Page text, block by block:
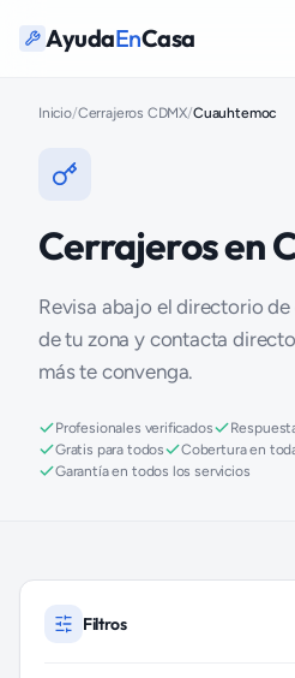
AyudaEnCasa
Inicio/Cerrajeros CDMX/Cuauhtemoc
Cerrajeros en
Revisa abajo el directorio
de tu zona y contacta
más te convenga.
Profesionales verificados
Gratis para todos
Cobertura en
Garantía en todos los servicios
Profesionales de Cerrajería
Filtros